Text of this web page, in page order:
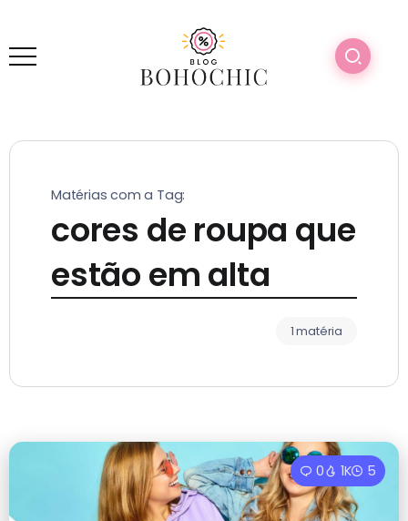
Matérias com a Tag:
cores de roupa que
estão em alta
1 matéria
0 1K 5